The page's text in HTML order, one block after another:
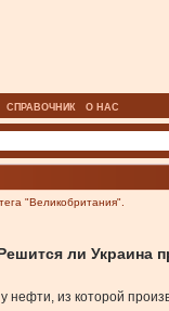
СПРАВОЧНИК О НАС
"Великобритания".
ли Украина
нефти, из которой